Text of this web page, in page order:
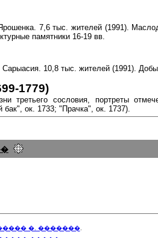
7,6 тыс. жителей (1991).
памятники 16-19 вв.
10,8 тыс. жителей (1991).
1779)
сословия, портреты
ок. 1733; "Прачка", ок. 1737).
�. �������.